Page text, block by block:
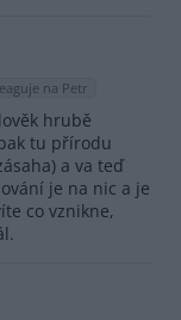
na Petr
hrubě
tu přírodu
a va teď
je na nic a je
co vznikne,